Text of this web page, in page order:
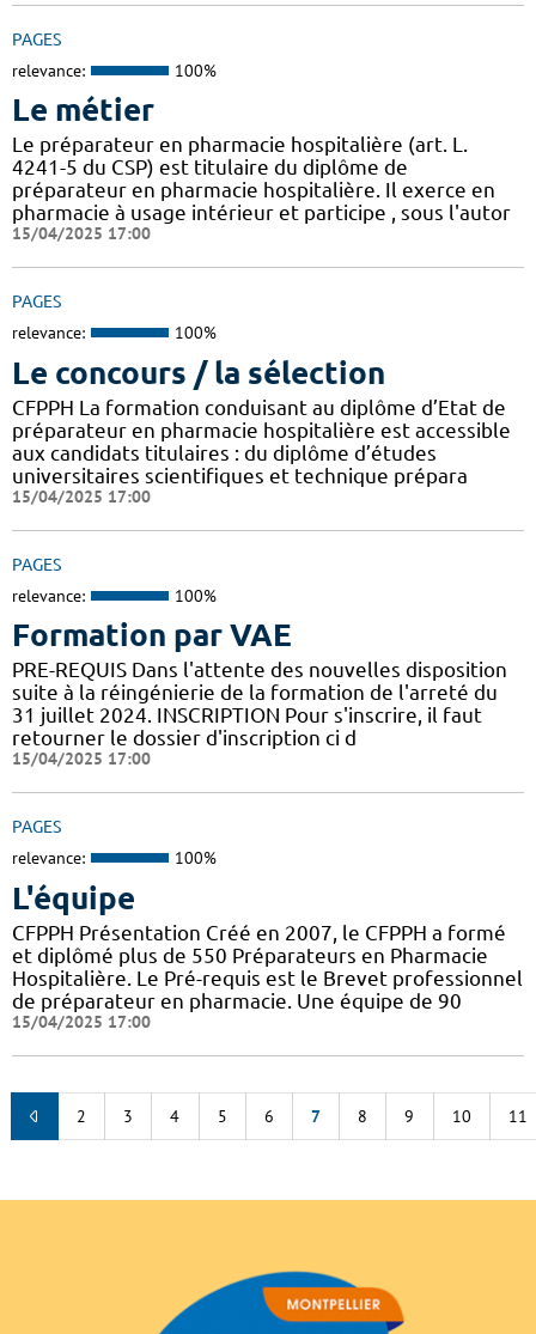
PAGES
relevance: 100%
Le métier
Le préparateur en pharmacie hospitalière (art. L.
4241-5 du CSP) est titulaire du diplôme de
préparateur en pharmacie hospitalière. Il exerce en
pharmacie à usage intérieur et participe , sous l'autor
15/04/2025 17:00
PAGES
relevance: 100%
Le concours / la sélection
CFPPH La formation conduisant au diplôme d’Etat de
préparateur en pharmacie hospitalière est accessible
aux candidats titulaires : du diplôme d’études
universitaires scientifiques et technique prépara
15/04/2025 17:00
PAGES
relevance: 100%
Formation par VAE
PRE-REQUIS Dans l'attente des nouvelles disposition
suite à la réingénierie de la formation de l'arreté du
31 juillet 2024. INSCRIPTION Pour s'inscrire, il faut
retourner le dossier d'inscription ci d
15/04/2025 17:00
PAGES
relevance: 100%
L'équipe
CFPPH Présentation Créé en 2007, le CFPPH a formé
et diplômé plus de 550 Préparateurs en Pharmacie
Hospitalière. Le Pré-requis est le Brevet professionnel
de préparateur en pharmacie. Une équipe de 90
15/04/2025 17:00
2 3 4 5 6 7 8 9 10 11